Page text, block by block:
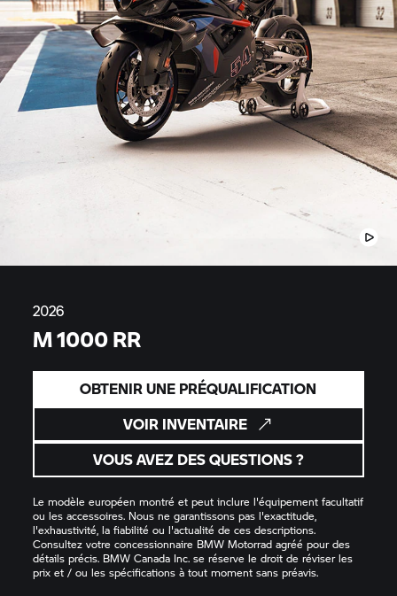
2026
M 1000 RR
OBTENIR UNE PRÉQUALIFICATION
VOIR INVENTAIRE
VOUS AVEZ DES QUESTIONS ?
Le modèle européen montré et peut inclure l'équipement facultatif
ou les accessoires. Nous ne garantissons pas l'exactitude,
l'exhaustivité, la fiabilité ou l'actualité de ces descriptions.
Consultez votre concessionnaire BMW Motorrad agréé pour des
détails précis. BMW Canada Inc. se réserve le droit de réviser les
prix et / ou les spécifications à tout moment sans préavis.